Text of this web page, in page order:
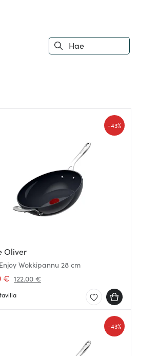
Oliver
Wokkipannu 28 cm
€ 122.00 €
-43%
-43%